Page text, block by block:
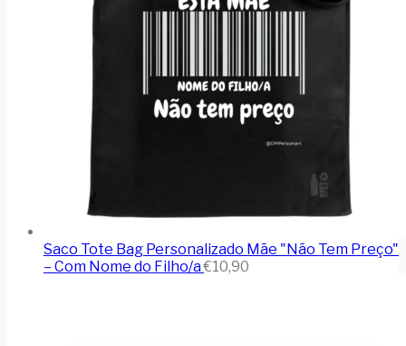
Saco Tote Bag Personalizado Mãe "Não Tem Preço"
– Com Nome do Filho/a€10,90